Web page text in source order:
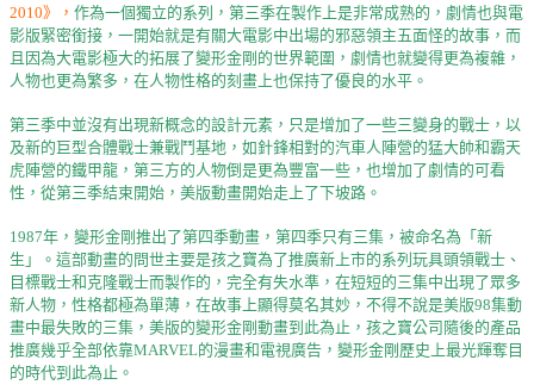
2010》， 作為一個獨立的系列，第三季在製作上是非常成熟的，劇情也與電
影版緊密銜接，一開始就是有關大電影中出場的邪惡領主五面怪的故事，而
且因為大電影極大的拓展了變形金剛的世界範圍，劇情也就變得更為複雜，
人物也更為繁多，在人物性格的刻畫上也保持了優良的水平。
第三季中並沒有出現新概念的設計元素，只是增加了一些三變身的戰士，以
及新的巨型合體戰士兼戰鬥基地，如針鋒相對的汽車人陣營的猛大帥和霸天
虎陣營的鐵甲龍，第三方的人物倒是更為豐富一些，也增加了劇情的可看
性，從第三季結束開始，美版動畫開始走上了下坡路。
1987年，變形金剛推出了第四季動畫，第四季只有三集，被命名為「新
生」。這部動畫的問世主要是孩之寶為了推廣新上市的系列玩具頭領戰士、
目標戰士和克隆戰士而製作的，完全有失水準，在短短的三集中出現了眾多
新人物，性格都極為單薄，在故事上顯得莫名其妙，不得不說是美版98集動
畫中最失敗的三集，美版的變形金剛動畫到此為止，孩之寶公司隨後的產品
推廣幾乎全部依靠MARVEL的漫畫和電視廣告，變形金剛歷史上最光輝奪目
的時代到此為止。